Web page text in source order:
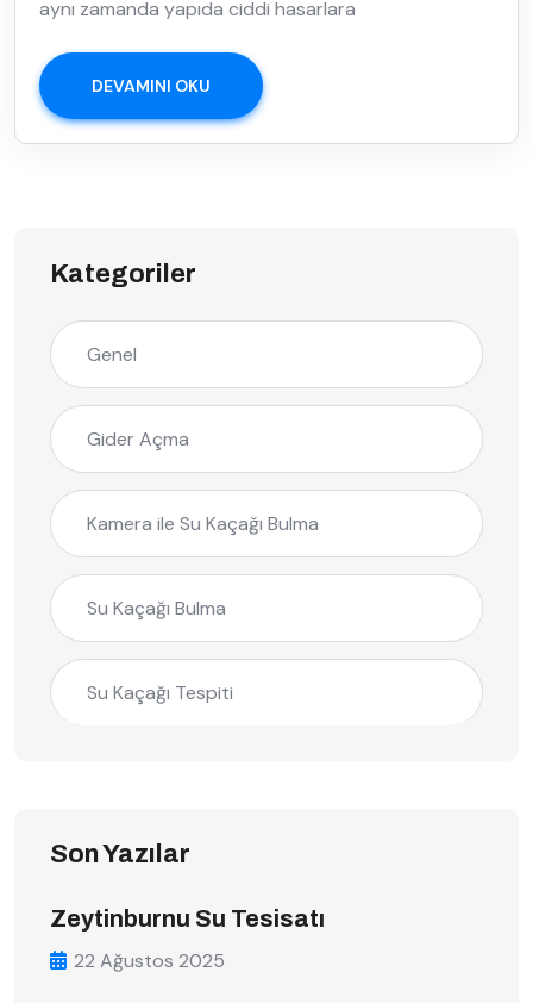
aynı zamanda yapıda ciddi hasarlara
DEVAMINI OKU
Kategoriler
Genel
Gider Açma
Kamera ile Su Kaçağı Bulma
Su Kaçağı Bulma
Su Kaçağı Tespiti
Son Yazılar
Zeytinburnu Su Tesisatı
22 Ağustos 2025